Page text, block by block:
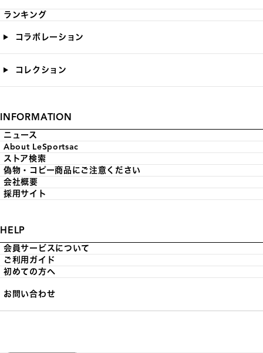
ランキング
コラボレーション
コレクション
INFORMATION
ニュース
About LeSportsac
ストア検索
偽物・コピー商品にご注意ください
会社概要
採用サイト
HELP
会員サービスについて
ご利用ガイド
初めての方へ
お問い合わせ